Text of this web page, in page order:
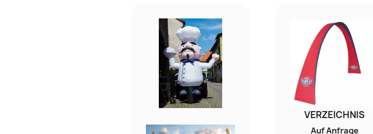
VERZEICHNIS
Auf Anfrage